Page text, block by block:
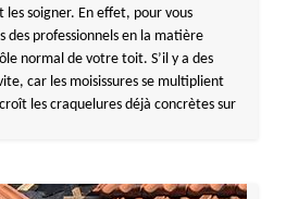
soigner. En effet, pour vous
des professionnels en la matière
normal de votre toit. S’il y a des
car les moisissures se multiplient
les craquelures déjà concrètes sur